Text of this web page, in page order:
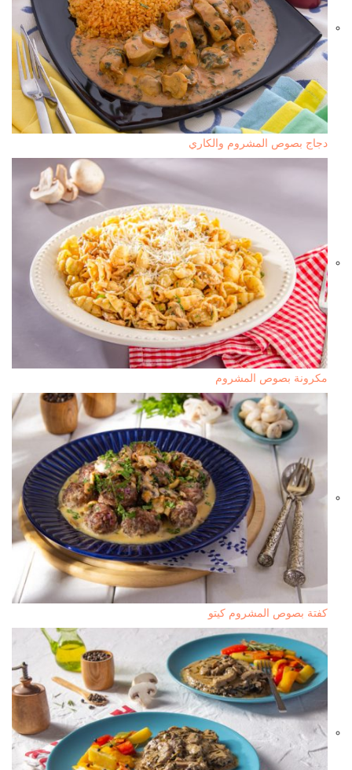
دجاج بصوص المشروم والكاري
مكرونة بصوص المشروم
كفتة بصوص المشروم كيتو